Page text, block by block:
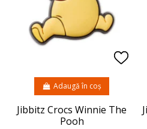
Jibbitz Crocs Winnie The
Pooh
Adaugă în coș